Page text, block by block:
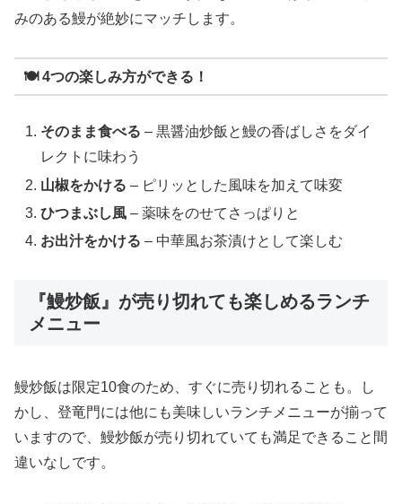
みのある鰻が絶妙にマッチします。
🍽4つの楽しみ方ができる！
そのまま食べる – 黒醤油炒飯と鰻の香ばしさをダイ
レクトに味わう
山椒をかける – ピリッとした風味を加えて味変
ひつまぶし風 – 薬味をのせてさっぱりと
お出汁をかける – 中華風お茶漬けとして楽しむ
『鰻炒飯』が売り切れても楽しめるランチ
メニュー
鰻炒飯は限定10食のため、すぐに売り切れることも。し
かし、登竜門には他にも美味しいランチメニューが揃って
いますので、鰻炒飯が売り切れていても満足できること間
違いなしです。